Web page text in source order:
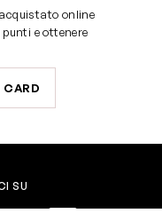
online
e ottenere
CARD
SU